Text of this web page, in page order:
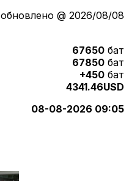
обновлено @ 2026/08/08
67650 бат
67850 бат
+450 бат
4341.46USD
08-08-2026 09:05